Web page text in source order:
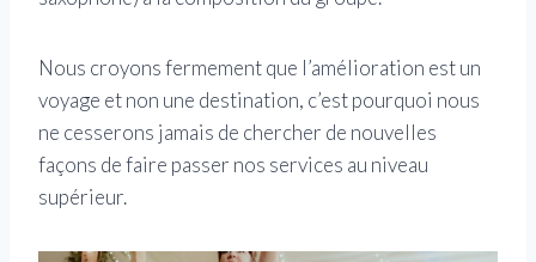
Nous croyons fermement que l’amélioration est un
voyage et non une destination, c’est pourquoi nous
ne cesserons jamais de chercher de nouvelles
façons de faire passer nos services au niveau
supérieur.